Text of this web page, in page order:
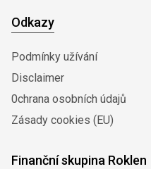
Odkazy
Podmínky užívání
Disclaimer
0chrana osobních údajů
Zásady cookies (EU)
Finanční skupina Roklen